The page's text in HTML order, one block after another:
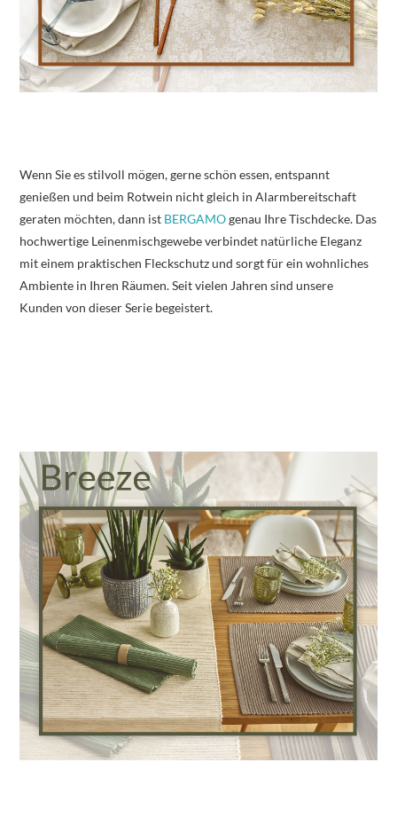
Wenn Sie es stilvoll mögen, gerne schön essen, entspannt
genießen und beim Rotwein nicht gleich in Alarmbereitschaft
geraten möchten, dann ist BERGAMOgenau Ihre Tischdecke. Das
hochwertige Leinenmischgewebe verbindet natürliche Eleganz
mit einem praktischen Fleckschutz und sorgt für ein wohnliches
Ambiente in Ihren Räumen. Seit vielen Jahren sind unsere
Kunden von dieser Serie begeistert.